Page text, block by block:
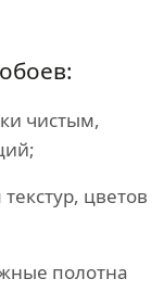
чистым,
цветов
полотна